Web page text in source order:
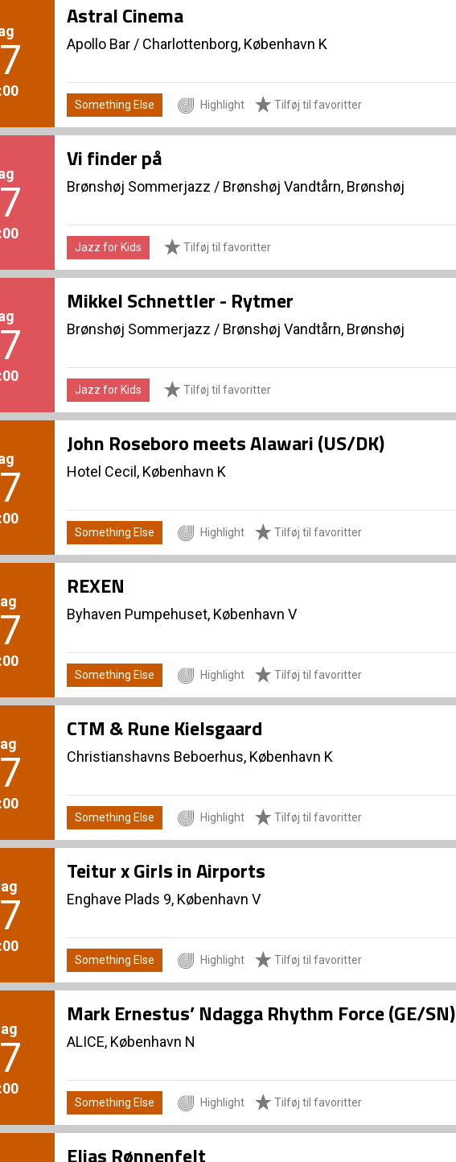
Astral Cinema
Apollo Bar / Charlottenborg, København K
Something Else Highlight Tilføj til favoritter
Vi finder på
Brønshøj Sommerjazz / Brønshøj Vandtårn, Brønshøj
Jazz for Kids Tilføj til favoritter
Mikkel Schnettler - Rytmer
Brønshøj Sommerjazz / Brønshøj Vandtårn, Brønshøj
Jazz for Kids Tilføj til favoritter
John Roseboro meets Alawari (US/DK)
Hotel Cecil, København K
Something Else Highlight Tilføj til favoritter
REXEN
Byhaven Pumpehuset, København V
Something Else Highlight Tilføj til favoritter
CTM & Rune Kielsgaard
Christianshavns Beboerhus, København K
Something Else Highlight Tilføj til favoritter
Teitur x Girls in Airports
Enghave Plads 9, København V
Something Else Highlight Tilføj til favoritter
Mark Ernestus’ Ndagga Rhythm Force (GE/SN)
ALICE, København N
Something Else Highlight Tilføj til favoritter
Elias Rønnenfelt